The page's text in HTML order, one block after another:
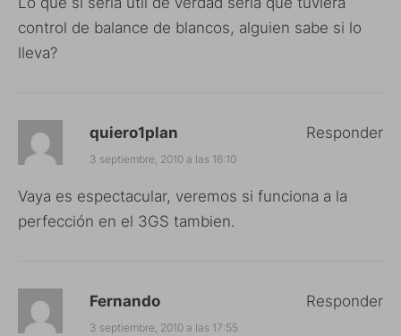
control de balance de blancos, alguien sabe si lo
lleva?
quiero1plan
3 septiembre, 2010 a las 16:10
Vaya es espectacular, veremos si funciona a la
perfección en el 3GS tambien.
Responder
Fernando
3 septiembre, 2010 a las 17:55
Responder